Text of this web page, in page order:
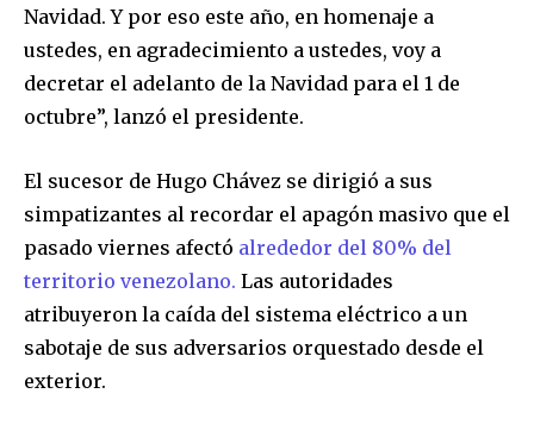
Navidad. Y por eso este año, en homenaje a
ustedes, en agradecimiento a ustedes, voy a
decretar el adelanto de la Navidad para el 1 de
octubre”, lanzó el presidente.
El sucesor de Hugo Chávez se dirigió a sus
simpatizantes al recordar el apagón masivo que el
pasado viernes afectó alrededor del 80% del
territorio venezolano. Las autoridades
atribuyeron la caída del sistema eléctrico a un
sabotaje de sus adversarios orquestado desde el
exterior.